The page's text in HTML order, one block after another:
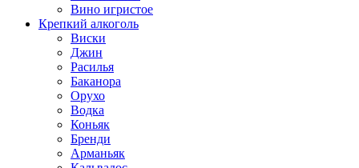
Вино игристое
Крепкий алкоголь
Виски
Джин
Расилья
Баканора
Орухо
Водка
Коньяк
Бренди
Арманьяк